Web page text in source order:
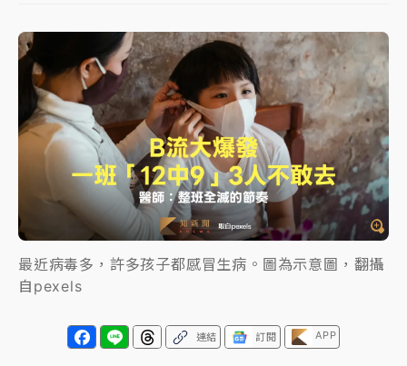
暑假過三周才推「E宿新北打卡趣」！抽獎程序複雜 觀
旅局回應了
中信慈善基金會想增加董事人數！辜仲諒向法院聲請遭
駁 理由曝光
故宮《龍藏經》特展第2檔！今線上預約開賣一度塞車
周六起展出延長至晚上7時
台東農業處長涉圖利渡假村！東檢抗告成功 今重開羈
押庭
父親節泡湯了！中颱白海豚雨彈轟3天 「紅到發紫」降
雨熱區曝
最近病毒多，許多孩子都感冒生病。圖為示意圖，翻攝
自pexels
連結 訂閱 APP